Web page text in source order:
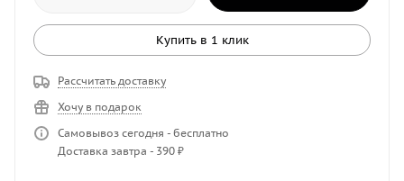
Купить в 1 клик
Рассчитать доставку
Хочу в подарок
Самовывоз сегодня - бесплатно
Доставка завтра - 390 ₽